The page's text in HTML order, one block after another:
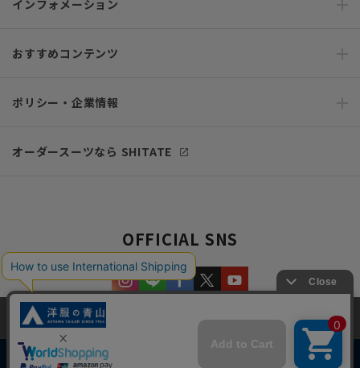
インフォメーション
おすすめコンテンツ
ポリシー・企業情報
オーダースーツなら SHITATE
OFFICIAL SNS
当サイトでは、快適な閲覧体験とコンテンツ改善のためにCookieを使用
しています。閲覧を続けることで、Cookieの使用に同意したものとみな